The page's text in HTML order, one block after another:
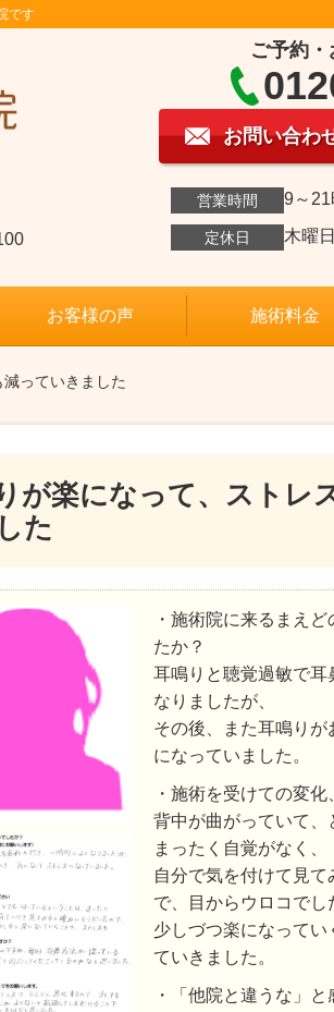
です
ご予約
お問い合わ
営業時間 9～21
定休日 木曜
お客様の声 施術料金
っていきました
が楽になって、ストレ
た
・施術院に来るまえ
たか？
耳鳴りと聴覚過敏で耳
なりましたが、
その後、また耳鳴り
になっていました。
・施術を受けての変
背中が曲がっていて、
まったく自覚がなく、
自分で気を付けて見
で、目からウロコでし
少しづつ楽になって
ていきました。
・「他院と違うな」